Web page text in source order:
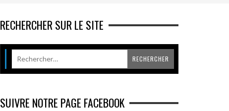
RECHERCHER SUR LE SITE
SUIVRE NOTRE PAGE FACEBOOK